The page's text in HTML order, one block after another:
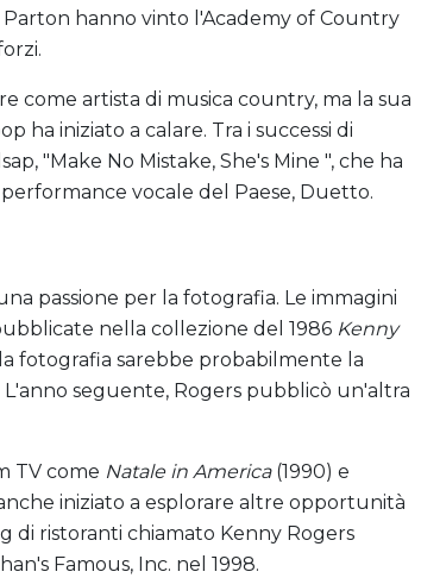
hanno vinto l'Academy of Country
come artista di musica country, ma la sua
ha iniziato a calare. Tra i successi di
"Make No Mistake, She's Mine ", che ha
vocale del Paese, Duetto.
passione per la fotografia. Le immagini
nella collezione del 1986 Kenny
fotografia sarebbe probabilmente la
L'anno seguente, Rogers pubblicò un'altra
TV come Natale in America(1990) e
iniziato a esplorare altre opportunità
di ristoranti chiamato Kenny Rogers
Famous, Inc. nel 1998.